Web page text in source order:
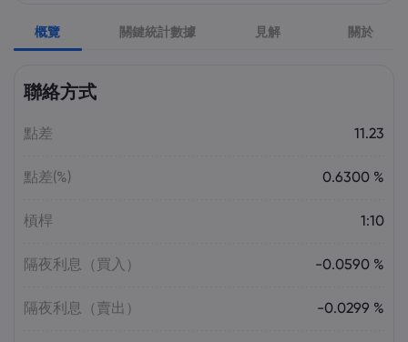
張瑋庭 2026 Jun 13, 00:00
北約安全態勢與美軍部署調整：美歐風險
陳昊然
量增，市場波動趨緩
概覽 關鍵統計數據 見解 關於
聯絡方式
點差 11.23
點差(%) 0.6300 %
槓桿 1:10
隔夜利息（買入） -0.0590 %
隔夜利息（賣出） -0.0299 %